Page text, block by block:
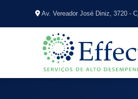
Av. Vereador José Diniz, 3720 -